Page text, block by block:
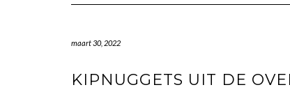
maart 30, 2022
KIPNUGGETS UIT DE